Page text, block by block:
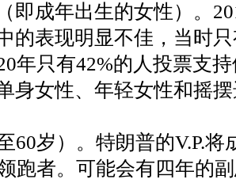
即成年出生的女性）。
的表现明显不佳，当时
年只有42%的人投票支
身女性、年轻女性和摇
60岁）。特朗普的V.P.将
跑者。可能会有四年的